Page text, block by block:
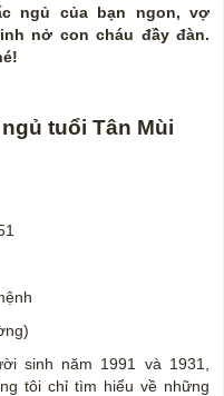
ngủ của bạn ngon, vợ
nở con cháu đầy đàn.
tuổi Tân Mùi
sinh năm 1991 và 1931,
tôi chỉ tìm hiểu về những